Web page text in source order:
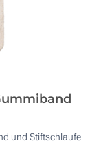
und Stiftschlaufe